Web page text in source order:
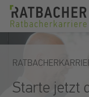
Starte jetzt